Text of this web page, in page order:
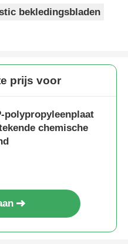
bekledingsbladen
prijs voor
polypropyleenplaat
chemische